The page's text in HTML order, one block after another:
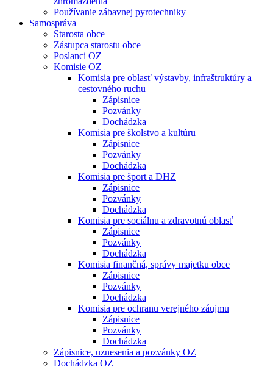
Používanie zábavnej pyrotechniky
Samospráva
Starosta obce
Zástupca starostu obce
Poslanci OZ
Komisie OZ
Komisia pre oblasť výstavby, infraštruktúry a
cestovného ruchu
Zápisnice
Pozvánky
Dochádzka
Komisia pre školstvo a kultúru
Zápisnice
Pozvánky
Dochádzka
Komisia pre šport a DHZ
Zápisnice
Pozvánky
Dochádzka
Komisia pre sociálnu a zdravotnú oblasť
Zápisnice
Pozvánky
Dochádzka
Komisia finančná, správy majetku obce
Zápisnice
Pozvánky
Dochádzka
Komisia pre ochranu verejného záujmu
Zápisnice
Pozvánky
Dochádzka
Zápisnice, uznesenia a pozvánky OZ
Dochádzka OZ